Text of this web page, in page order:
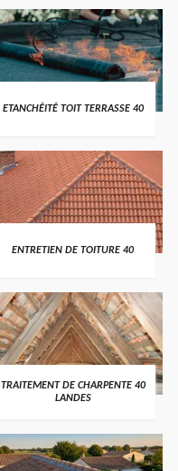
ETANCHÉITÉ TOIT TERRASSE 40
ENTRETIEN DE TOITURE 40
TRAITEMENT DE CHARPENTE 40
LANDES